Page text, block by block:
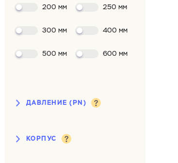
200 мм 250 мм
300 мм 400 мм
500 мм 600 мм
ДАВЛЕНИЕ (PN)
КОРПУС